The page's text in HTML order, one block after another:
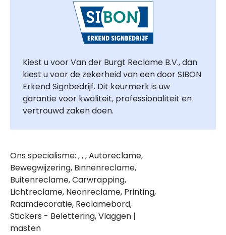
Kiest u voor Van der Burgt Reclame B.V., dan
kiest u voor de zekerheid van een door SIBON
Erkend Signbedrijf. Dit keurmerk is uw
garantie voor kwaliteit, professionaliteit en
vertrouwd zaken doen.
Ons specialisme: , , , Autoreclame,
Bewegwijzering, Binnenreclame,
Buitenreclame, Carwrapping,
Lichtreclame, Neonreclame, Printing,
Raamdecoratie, Reclamebord,
Stickers - Belettering, Vlaggen |
masten